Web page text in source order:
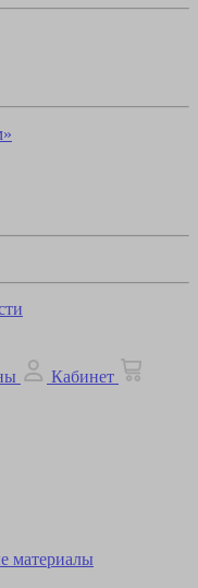
Кабинет
материалы